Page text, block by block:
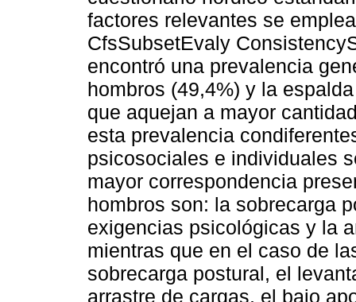
factores relevantes se
CfsSubsetEvaly
encontró una prevalencia
hombros (49,4%) y la
que aquejan a mayor
esta prevalencia
psicosociales e individuales
mayor correspondencia
hombros son: la sobrecarga
exigencias psicológicas y la
mientras que en el caso de
sobrecarga postural, el
arrastre de cargas, el bajo